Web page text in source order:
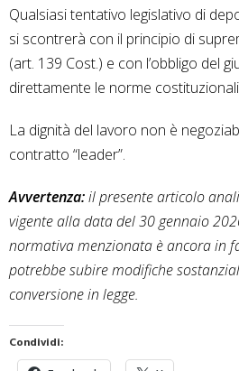
Qualsiasi tentativo legislativo di
si scontrerà con il principio di
(art. 139 Cost.) e con l’obbligo del
direttamente le norme
La dignità del lavoro non è
contratto “leader”.
Avvertenza:il presente articolo
vigente alla data del 30 gennaio
normativa menzionata è ancora in
potrebbe subire modifiche
conversione in legge.
Condividi: